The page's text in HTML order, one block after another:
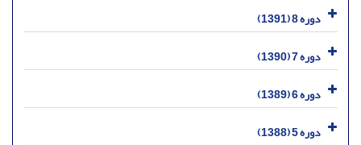
دوره 8 (1391)
دوره 7 (1390)
دوره 6 (1389)
دوره 5 (1388)